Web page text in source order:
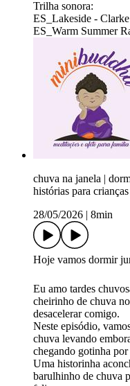
Trilha sonora:
ES_Lakeside -
ES_Warm Summer
chuva na janela |
histórias para crianças
28/05/2026
8min
Hoje vamos dormir
Eu amo tardes
cheirinho de chuva
desacelerar comigo.
Neste episódio,
chuva levando
chegando gotinha
Uma historinha
barulhinho de chuva